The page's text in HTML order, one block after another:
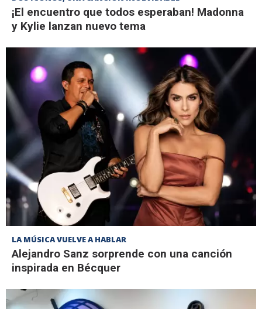
¡El encuentro que todos esperaban! Madonna
y Kylie lanzan nuevo tema
LA MÚSICA VUELVE A HABLAR
Alejandro Sanz sorprende con una canción
inspirada en Bécquer